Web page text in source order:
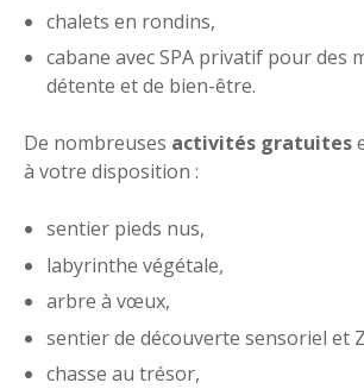
chalets en rondins,
cabane avec SPA privatif pour des
détente et de bien-être.
De nombreuses activités gratuites
à votre disposition :
sentier pieds nus,
labyrinthe végétale,
arbre à vœux,
sentier de découverte sensoriel et
chasse au trésor,